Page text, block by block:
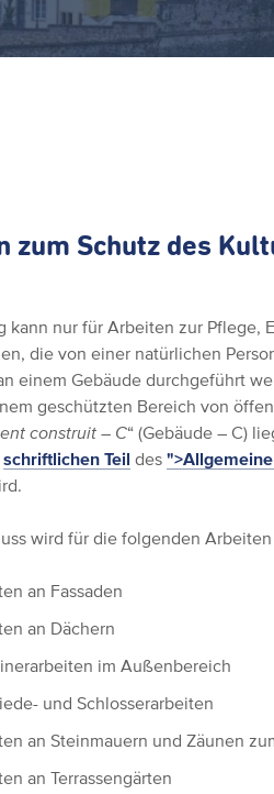
zum Schutz des
kann nur für Arbeiten zur Pflege,
die von einer natürlichen
einem Gebäude durchgeführt
geschützten Bereich von
construit – C“ (Gebäude – C)
schriftlichen Teil des
wird für die folgenden
an Fassaden
an Dächern
im Außenbereich
und Schlosserarbeiten
an Steinmauern und Zäunen
an Terrassengärten